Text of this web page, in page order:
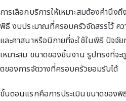
การเลือกบริการให้เหมาะสมต้องคำนึง
พิธี งบประมาณที่ครอบครัวจัดสรรไว้ ค
และศาสนาหรือนิกายที่จะใช้ในพิธี ปัจ
เหมาะสม ขนาดของชิ้นงาน รูปทรงที่จ
ตของการจัดวางที่ครอบครัวยอมรับได้
ขั้นตอนแรกคือการประเมินขนาดของ